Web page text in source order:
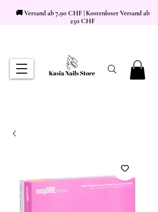
🚚 Versand ab 7,90 CHF | Kostenloser Versand ab
250 CHF